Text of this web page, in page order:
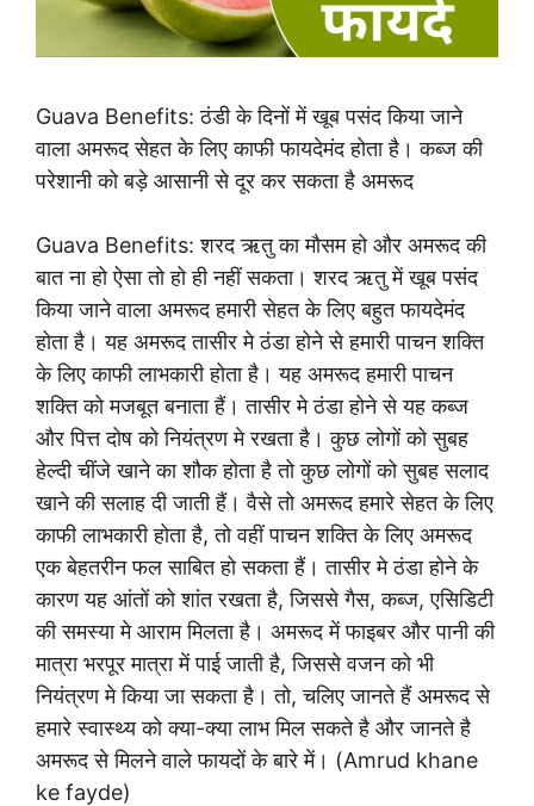
Guava Benefits: ठंडी के दिनों में खूब पसंद किया जाने
वाला अमरूद सेहत के लिए काफी फायदेमंद होता है। कब्ज की
परेशानी को बड़े आसानी से दूर कर सकता है अमरूद
Guava Benefits: शरद ऋतु का मौसम हो और अमरूद की
बात ना हो ऐसा तो हो ही नहीं सकता। शरद ऋतु में खूब पसंद
किया जाने वाला अमरूद हमारी सेहत के लिए बहुत फायदेमंद
होता है। यह अमरूद तासीर मे ठंडा होने से हमारी पाचन शक्ति
के लिए काफी लाभकारी होता है। यह अमरूद हमारी पाचन
शक्ति को मजबूत बनाता हैं। तासीर मे ठंडा होने से यह कब्ज
और पित्त दोष को नियंत्रण मे रखता है। कुछ लोगों को सुबह
हेल्दी चींजे खाने का शौक होता है तो कुछ लोगों को सुबह सलाद
खाने की सलाह दी जाती हैं। वैसे तो अमरूद हमारे सेहत के लिए
काफी लाभकारी होता है, तो वहीं पाचन शक्ति के लिए अमरूद
एक बेहतरीन फल साबित हो सकता हैं। तासीर मे ठंडा होने के
कारण यह आंतों को शांत रखता है, जिससे गैस, कब्ज, एसिडिटी
की समस्या मे आराम मिलता है। अमरूद में फाइबर और पानी की
मात्रा भरपूर मात्रा में पाई जाती है, जिससे वजन को भी
नियंत्रण मे किया जा सकता है। तो, चलिए जानते हैं अमरूद से
हमारे स्वास्थ्य को क्या-क्या लाभ मिल सकते है और जानते है
अमरूद से मिलने वाले फायदों के बारे में। (Amrud khane
ke fayde)